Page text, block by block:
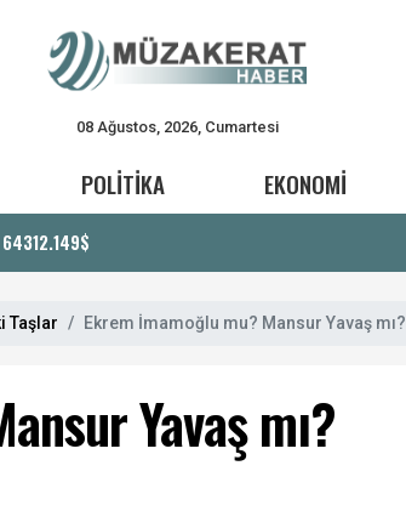
08 Ağustos, 2026, Cumartesi
POLİTİKA EKONOMİ
64312.149$
Taşlar Ekrem İmamoğlu mu? Mansur Yavaş mı?
Yavaş mı?